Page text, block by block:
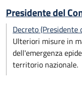
Presidente del
Decreto
Ulteriori misure in
dell'emergenza
territorio nazionale.